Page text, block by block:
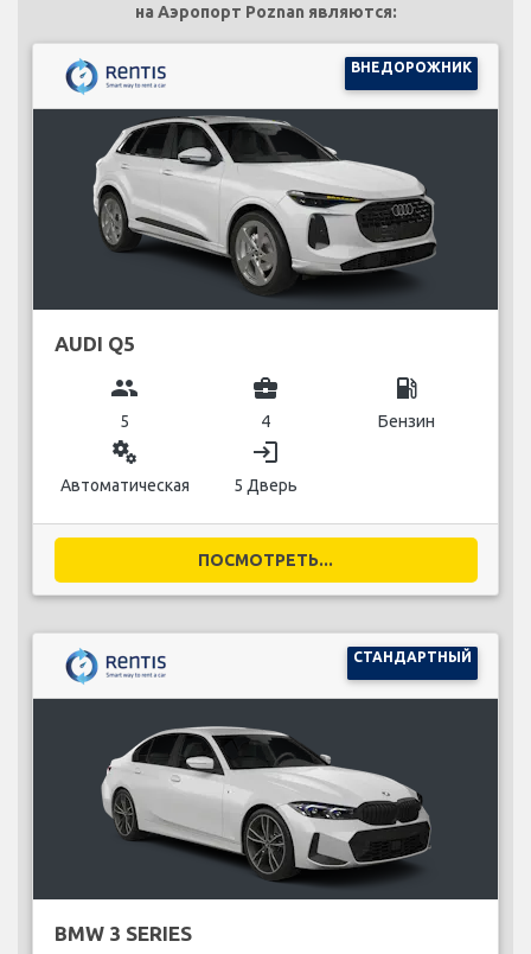
на Аэропорт Poznan являются:
ВНЕДОРОЖНИК
AUDI Q5
group
5
business_center
4
local_gas_station
Бензин
miscellaneous_services
Автоматическая
login
5 Дверь
ПОСМОТРЕТЬ...
СТАНДАРТНЫЙ
BMW 3 SERIES